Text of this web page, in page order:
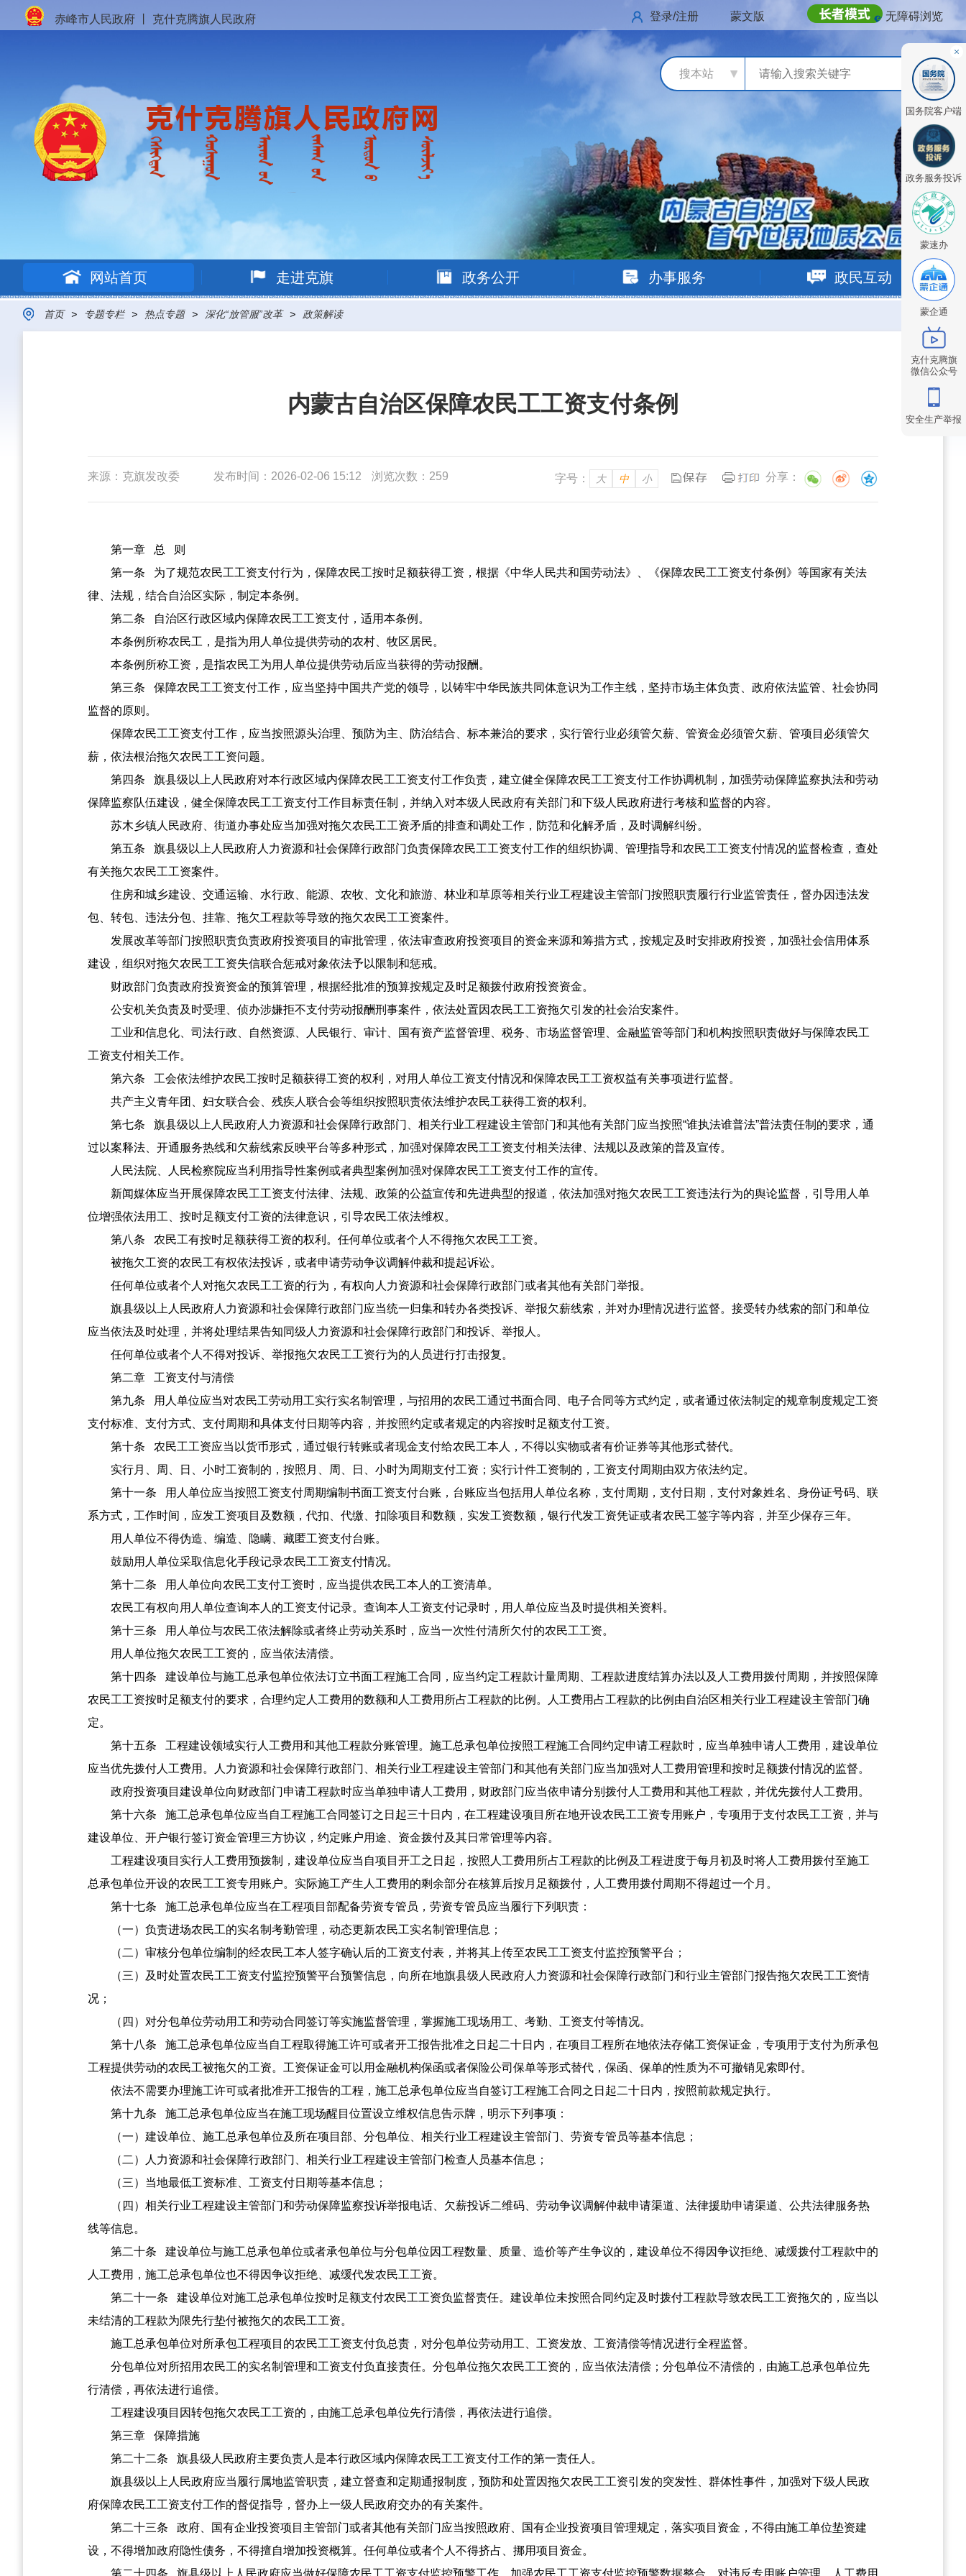
赤峰市人民政府 克什克腾旗人民政府 登录/注册 蒙文版 无障碍浏览
搜本站
网站首页 走进克旗 政务公开 办事服务 政民互动
国务院客户端
政务服务投诉
蒙速办
蒙企通
克什克腾旗
微信公众号
安全生产举报
首页 > 专题专栏 > 热点专题 > 深化“放管服”改革 > 政策解读
内蒙古自治区保障农民工工资支付条例
来源：克旗发改委 发布时间：2026-02-06 15:12 浏览次数：259 字号： 大 中 小 分享：
第一章 总 则
第一条 为了规范农民工工资支付行为，保障农民工按时足额获得工资，根据《中华人民共和国劳动法》、《保障农民工工资支付条例》等国家有关法
律、法规，结合自治区实际，制定本条例。
第二条 自治区行政区域内保障农民工工资支付，适用本条例。
本条例所称农民工，是指为用人单位提供劳动的农村、牧区居民。
本条例所称工资，是指农民工为用人单位提供劳动后应当获得的劳动报酬。
第三条 保障农民工工资支付工作，应当坚持中国共产党的领导，以铸牢中华民族共同体意识为工作主线，坚持市场主体负责、政府依法监管、社会协同
监督的原则。
保障农民工工资支付工作，应当按照源头治理、预防为主、防治结合、标本兼治的要求，实行管行业必须管欠薪、管资金必须管欠薪、管项目必须管欠
薪，依法根治拖欠农民工工资问题。
第四条 旗县级以上人民政府对本行政区域内保障农民工工资支付工作负责，建立健全保障农民工工资支付工作协调机制，加强劳动保障监察执法和劳动
保障监察队伍建设，健全保障农民工工资支付工作目标责任制，并纳入对本级人民政府有关部门和下级人民政府进行考核和监督的内容。
苏木乡镇人民政府、街道办事处应当加强对拖欠农民工工资矛盾的排查和调处工作，防范和化解矛盾，及时调解纠纷。
第五条 旗县级以上人民政府人力资源和社会保障行政部门负责保障农民工工资支付工作的组织协调、管理指导和农民工工资支付情况的监督检查，查处
有关拖欠农民工工资案件。
住房和城乡建设、交通运输、水行政、能源、农牧、文化和旅游、林业和草原等相关行业工程建设主管部门按照职责履行行业监管责任，督办因违法发
包、转包、违法分包、挂靠、拖欠工程款等导致的拖欠农民工工资案件。
发展改革等部门按照职责负责政府投资项目的审批管理，依法审查政府投资项目的资金来源和筹措方式，按规定及时安排政府投资，加强社会信用体系
建设，组织对拖欠农民工工资失信联合惩戒对象依法予以限制和惩戒。
财政部门负责政府投资资金的预算管理，根据经批准的预算按规定及时足额拨付政府投资资金。
公安机关负责及时受理、侦办涉嫌拒不支付劳动报酬刑事案件，依法处置因农民工工资拖欠引发的社会治安案件。
工业和信息化、司法行政、自然资源、人民银行、审计、国有资产监督管理、税务、市场监督管理、金融监管等部门和机构按照职责做好与保障农民工
工资支付相关工作。
第六条 工会依法维护农民工按时足额获得工资的权利，对用人单位工资支付情况和保障农民工工资权益有关事项进行监督。
共产主义青年团、妇女联合会、残疾人联合会等组织按照职责依法维护农民工获得工资的权利。
第七条 旗县级以上人民政府人力资源和社会保障行政部门、相关行业工程建设主管部门和其他有关部门应当按照“谁执法谁普法”普法责任制的要求，通
过以案释法、开通服务热线和欠薪线索反映平台等多种形式，加强对保障农民工工资支付相关法律、法规以及政策的普及宣传。
人民法院、人民检察院应当利用指导性案例或者典型案例加强对保障农民工工资支付工作的宣传。
新闻媒体应当开展保障农民工工资支付法律、法规、政策的公益宣传和先进典型的报道，依法加强对拖欠农民工工资违法行为的舆论监督，引导用人单
位增强依法用工、按时足额支付工资的法律意识，引导农民工依法维权。
第八条 农民工有按时足额获得工资的权利。任何单位或者个人不得拖欠农民工工资。
被拖欠工资的农民工有权依法投诉，或者申请劳动争议调解仲裁和提起诉讼。
任何单位或者个人对拖欠农民工工资的行为，有权向人力资源和社会保障行政部门或者其他有关部门举报。
旗县级以上人民政府人力资源和社会保障行政部门应当统一归集和转办各类投诉、举报欠薪线索，并对办理情况进行监督。接受转办线索的部门和单位
应当依法及时处理，并将处理结果告知同级人力资源和社会保障行政部门和投诉、举报人。
任何单位或者个人不得对投诉、举报拖欠农民工工资行为的人员进行打击报复。
第二章 工资支付与清偿
第九条 用人单位应当对农民工劳动用工实行实名制管理，与招用的农民工通过书面合同、电子合同等方式约定，或者通过依法制定的规章制度规定工资
支付标准、支付方式、支付周期和具体支付日期等内容，并按照约定或者规定的内容按时足额支付工资。
第十条 农民工工资应当以货币形式，通过银行转账或者现金支付给农民工本人，不得以实物或者有价证券等其他形式替代。
实行月、周、日、小时工资制的，按照月、周、日、小时为周期支付工资；实行计件工资制的，工资支付周期由双方依法约定。
第十一条 用人单位应当按照工资支付周期编制书面工资支付台账，台账应当包括用人单位名称，支付周期，支付日期，支付对象姓名、身份证号码、联
系方式，工作时间，应发工资项目及数额，代扣、代缴、扣除项目和数额，实发工资数额，银行代发工资凭证或者农民工签字等内容，并至少保存三年。
用人单位不得伪造、编造、隐瞒、藏匿工资支付台账。
鼓励用人单位采取信息化手段记录农民工工资支付情况。
第十二条 用人单位向农民工支付工资时，应当提供农民工本人的工资清单。
农民工有权向用人单位查询本人的工资支付记录。查询本人工资支付记录时，用人单位应当及时提供相关资料。
第十三条 用人单位与农民工依法解除或者终止劳动关系时，应当一次性付清所欠付的农民工工资。
用人单位拖欠农民工工资的，应当依法清偿。
第十四条 建设单位与施工总承包单位依法订立书面工程施工合同，应当约定工程款计量周期、工程款进度结算办法以及人工费用拨付周期，并按照保障
农民工工资按时足额支付的要求，合理约定人工费用的数额和人工费用所占工程款的比例。人工费用占工程款的比例由自治区相关行业工程建设主管部门确
定。
第十五条 工程建设领域实行人工费用和其他工程款分账管理。施工总承包单位按照工程施工合同约定申请工程款时，应当单独申请人工费用，建设单位
应当优先拨付人工费用。人力资源和社会保障行政部门、相关行业工程建设主管部门和其他有关部门应当加强对人工费用管理和按时足额拨付情况的监督。
政府投资项目建设单位向财政部门申请工程款时应当单独申请人工费用，财政部门应当依申请分别拨付人工费用和其他工程款，并优先拨付人工费用。
第十六条 施工总承包单位应当自工程施工合同签订之日起三十日内，在工程建设项目所在地开设农民工工资专用账户，专项用于支付农民工工资，并与
建设单位、开户银行签订资金管理三方协议，约定账户用途、资金拨付及其日常管理等内容。
工程建设项目实行人工费用预拨制，建设单位应当自项目开工之日起，按照人工费用所占工程款的比例及工程进度于每月初及时将人工费用拨付至施工
总承包单位开设的农民工工资专用账户。实际施工产生人工费用的剩余部分在核算后按月足额拨付，人工费用拨付周期不得超过一个月。
第十七条 施工总承包单位应当在工程项目部配备劳资专管员，劳资专管员应当履行下列职责：
（一）负责进场农民工的实名制考勤管理，动态更新农民工实名制管理信息；
（二）审核分包单位编制的经农民工本人签字确认后的工资支付表，并将其上传至农民工工资支付监控预警平台；
（三）及时处置农民工工资支付监控预警平台预警信息，向所在地旗县级人民政府人力资源和社会保障行政部门和行业主管部门报告拖欠农民工工资情
况；
（四）对分包单位劳动用工和劳动合同签订等实施监督管理，掌握施工现场用工、考勤、工资支付等情况。
第十八条 施工总承包单位应当自工程取得施工许可或者开工报告批准之日起二十日内，在项目工程所在地依法存储工资保证金，专项用于支付为所承包
工程提供劳动的农民工被拖欠的工资。工资保证金可以用金融机构保函或者保险公司保单等形式替代，保函、保单的性质为不可撤销见索即付。
依法不需要办理施工许可或者批准开工报告的工程，施工总承包单位应当自签订工程施工合同之日起二十日内，按照前款规定执行。
第十九条 施工总承包单位应当在施工现场醒目位置设立维权信息告示牌，明示下列事项：
（一）建设单位、施工总承包单位及所在项目部、分包单位、相关行业工程建设主管部门、劳资专管员等基本信息；
（二）人力资源和社会保障行政部门、相关行业工程建设主管部门检查人员基本信息；
（三）当地最低工资标准、工资支付日期等基本信息；
（四）相关行业工程建设主管部门和劳动保障监察投诉举报电话、欠薪投诉二维码、劳动争议调解仲裁申请渠道、法律援助申请渠道、公共法律服务热
线等信息。
第二十条 建设单位与施工总承包单位或者承包单位与分包单位因工程数量、质量、造价等产生争议的，建设单位不得因争议拒绝、减缓拨付工程款中的
人工费用，施工总承包单位也不得因争议拒绝、减缓代发农民工工资。
第二十一条 建设单位对施工总承包单位按时足额支付农民工工资负监督责任。建设单位未按照合同约定及时拨付工程款导致农民工工资拖欠的，应当以
未结清的工程款为限先行垫付被拖欠的农民工工资。
施工总承包单位对所承包工程项目的农民工工资支付负总责，对分包单位劳动用工、工资发放、工资清偿等情况进行全程监督。
分包单位对所招用农民工的实名制管理和工资支付负直接责任。分包单位拖欠农民工工资的，应当依法清偿；分包单位不清偿的，由施工总承包单位先
行清偿，再依法进行追偿。
工程建设项目因转包拖欠农民工工资的，由施工总承包单位先行清偿，再依法进行追偿。
第三章 保障措施
第二十二条 旗县级人民政府主要负责人是本行政区域内保障农民工工资支付工作的第一责任人。
旗县级以上人民政府应当履行属地监管职责，建立督查和定期通报制度，预防和处置因拖欠农民工工资引发的突发性、群体性事件，加强对下级人民政
府保障农民工工资支付工作的督促指导，督办上一级人民政府交办的有关案件。
第二十三条 政府、国有企业投资项目主管部门或者其他有关部门应当按照政府、国有企业投资项目管理规定，落实项目资金，不得由施工单位垫资建
设，不得增加政府隐性债务，不得擅自增加投资概算。任何单位或者个人不得挤占、挪用项目资金。
第二十四条 旗县级以上人民政府应当做好保障农民工工资支付监控预警工作，加强农民工工资支付监控预警数据整合，对违反专用账户管理、人工费用